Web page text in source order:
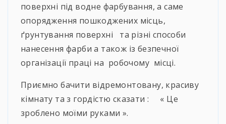
поверхні під водне фарбування, а саме
опорядження пошкоджених місць,
ґрунтування поверхні та різні способи
нанесення фарби а також із безпечної
організації праці на робочому місці.
Приємно бачити відремонтовану, красиву
кімнату та з гордістю сказати : « Це
зроблено моїми руками ».